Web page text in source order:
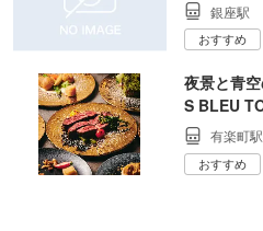
銀座駅
おすすめ
夜景と青
S BLEU
有楽町駅
おすすめ